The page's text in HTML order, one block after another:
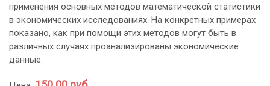
применения основных методов математической статистики
в экономических исследованиях. На конкретных примерах
показано, как при помощи этих методов могут быть в
различных случаях проанализированы экономические
данные.